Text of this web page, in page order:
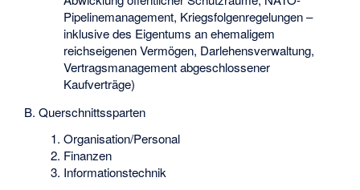
Pipelinemanagement, Kriegsfolgenregelungen –
inklusive des Eigentums an ehemaligem
reichseigenen Vermögen, Darlehensverwaltung,
Vertragsmanagement abgeschlossener
Kaufverträge)
B. Querschnittssparten
Organisation/Personal
Finanzen
Informationstechnik